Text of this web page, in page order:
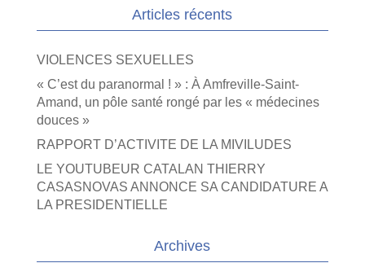
Articles récents
VIOLENCES SEXUELLES
« C’est du paranormal ! » : À Amfreville-Saint-
Amand, un pôle santé rongé par les « médecines
douces »
RAPPORT D’ACTIVITE DE LA MIVILUDES
LE YOUTUBEUR CATALAN THIERRY
CASASNOVAS ANNONCE SA CANDIDATURE A
LA PRESIDENTIELLE
Archives